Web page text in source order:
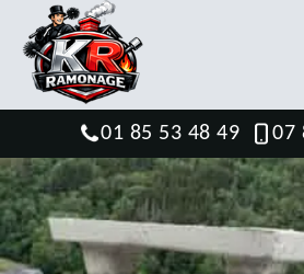
01 85 53 48 49 07